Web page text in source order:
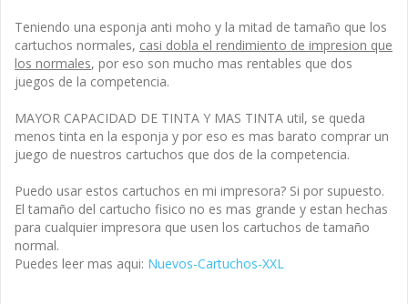
Teniendo una esponja anti moho y la mitad de tamaño que los
cartuchos normales, casi dobla el rendimiento de impresion que
los normales, por eso son mucho mas rentables que dos
juegos de la competencia.
MAYOR CAPACIDAD DE TINTA Y MAS TINTA util, se queda
menos tinta en la esponja y por eso es mas barato comprar un
juego de nuestros cartuchos que dos de la competencia.
Puedo usar estos cartuchos en mi impresora? Si por supuesto.
El tamaño del cartucho fisico no es mas grande y estan hechas
para cualquier impresora que usen los cartuchos de tamaño
normal.
Puedes leer mas aqui: Nuevos-Cartuchos-XXL